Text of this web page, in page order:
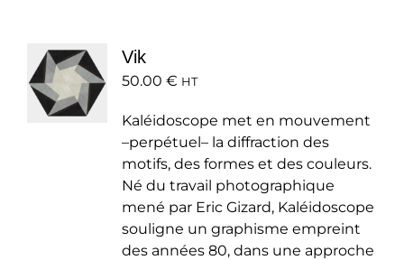
Vik
50.00 € HT
Kaléidoscope met en mouvement
–perpétuel– la diffraction des
motifs, des formes et des couleurs.
Né du travail photographique
mené par Eric Gizard, Kaléidoscope
souligne un graphisme empreint
des années 80, dans une approche